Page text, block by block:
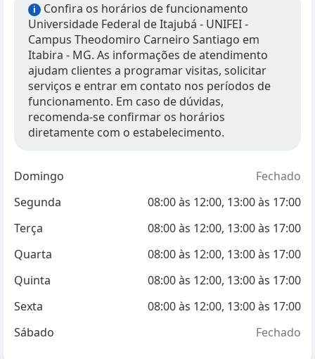
i
Confira os horários de funcionamento
Universidade Federal de Itajubá - UNIFEI -
Campus Theodomiro Carneiro Santiago em
Itabira - MG. As informações de atendimento
ajudam clientes a programar visitas, solicitar
serviços e entrar em contato nos períodos de
funcionamento. Em caso de dúvidas,
recomenda-se confirmar os horários
diretamente com o estabelecimento.
Domingo
Fechado
Segunda
08:00às 12:00, 13:00às 17:00
Terça
08:00às 12:00, 13:00às 17:00
Quarta
08:00às 12:00, 13:00às 17:00
Quinta
08:00às 12:00, 13:00às 17:00
Sexta
08:00às 12:00, 13:00às 17:00
Sábado
Fechado